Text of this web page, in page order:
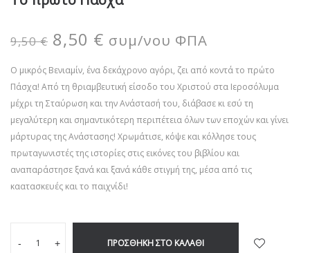
9,50€ 8,50 € συμ/νου ΦΠΑ
O μικρός Βενιαμίν, ένα δεκάχρονο αγόρι, ζει από κοντά το πρώτο
Πάσχα! Από τη θριαμβευτική είσοδο του Χριστού στα Ιεροσόλυμα
μέχρι τη Σταύρωση και την Ανάστασή του, διάβασε κι εσύ τη
μεγαλύτερη και σημαντικότερη περιπέτεια όλων των εποχών και γίνει
μάρτυρας της Ανάστασης! Χρωμάτισε, κόψε και κόλλησε τους
πρωταγωνιστές της ιστορίες στις εικόνες του βιβλίου και
αναπαράστησε ξανά και ξανά κάθε στιγμή της, μέσα από τις
καατασκευές και το παιχνίδι!
- + ΠΡΟΣΘΉΚΗ ΣΤΟ ΚΑΛΆΘΙ